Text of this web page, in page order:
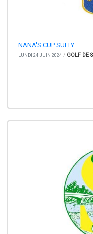
NANA'S CUP SULLY
LUNDI 24 JUIN 2024 / GOLF DE